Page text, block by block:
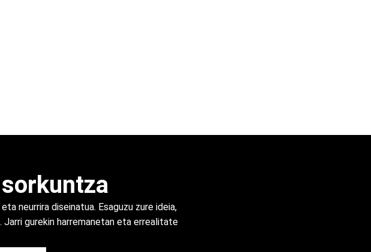
neurrira diseinatua. Esaguzu zure ideia,
gurekin harremanetan eta errealitate